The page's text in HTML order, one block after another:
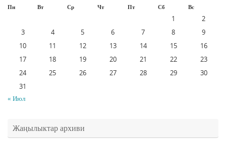
Пн
Вт Ср Чт Пт Сб Вс
1
2
3
4 5 6 7 8
9
10
11 12 13 14 15
16
17
18 19 20 21 22
23
24
25 26 27 28 29
30
31
« Июл
Жаңылыктар архиви